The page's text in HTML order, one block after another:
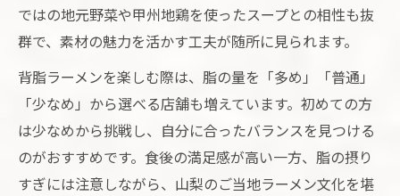
ではの地元野菜や甲州地鶏を使ったスープとの相性も抜
群で、素材の魅力を活かす工夫が随所に見られます。
背脂ラーメンを楽しむ際は、脂の量を「多め」「普通」
「少なめ」から選べる店舗も増えています。初めての方
は少なめから挑戦し、自分に合ったバランスを見つける
のがおすすめです。食後の満足感が高い一方、脂の摂り
すぎには注意しながら、山梨のご当地ラーメン文化を堪